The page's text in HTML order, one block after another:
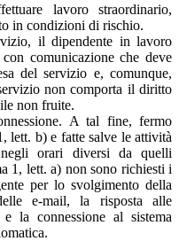
lavoro straordinario,
in condizioni di rischio.
il dipendente in lavoro
comunicazione che deve
del servizio e, comunque,
non comporta il diritto
non fruite.
A tal fine, fermo
lett. b) e fatte salve le attività
orari diversi da quelli
1, lett. a) non sono richiesti i
per lo svolgimento della
e-mail, la risposta alle
la connessione al sistema